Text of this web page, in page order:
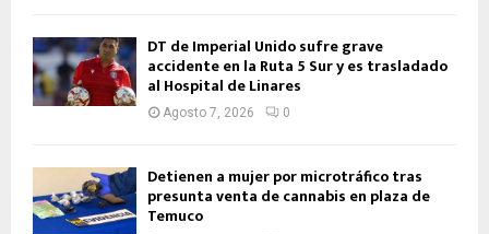
DT de Imperial Unido sufre grave
accidente en la Ruta 5 Sur y es trasladado
al Hospital de Linares
Agosto 7, 2026 0
Detienen a mujer por microtráfico tras
presunta venta de cannabis en plaza de
Temuco